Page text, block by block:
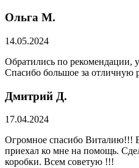
Ольга М.
14.05.2024
Обратились по рекомендации,
Спасибо большое за отличную
Дмитрий Д.
17.04.2024
Огромное спасибо Виталию!!!
приехал ко мне на помощь.
коробки. Всем советую !!!